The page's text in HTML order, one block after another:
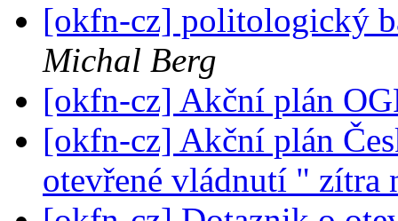
[okfn-cz] politologický
Michal Berg
[okfn-cz] Akční plán
[okfn-cz] Akční plán
otevřené vládnutí " zítra